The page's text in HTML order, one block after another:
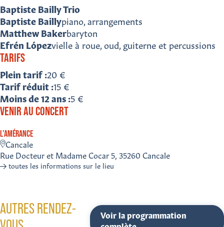
Baptiste Bailly Trio
Baptiste Baillypiano, arrangements
Matthew Bakerbaryton
Efrén Lópezvielle à roue, oud, guiterne et percussions
TARIFS
Plein tarif 20 €
Tarif réduit 15 €
Moins de 12 ans 5 €
VENIR AU CONCERT
L’AMÉRANCE
Cancale
Rue Docteur et Madame Cocar 5, 35260 Cancale
toutes les informations sur le lieu
AUTRES RENDEZ-
Voir la programmation